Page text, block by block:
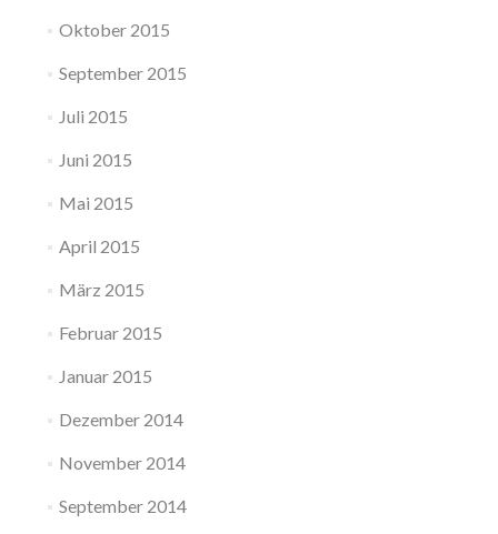
Oktober 2015
September 2015
Juli 2015
Juni 2015
Mai 2015
April 2015
März 2015
Februar 2015
Januar 2015
Dezember 2014
November 2014
September 2014